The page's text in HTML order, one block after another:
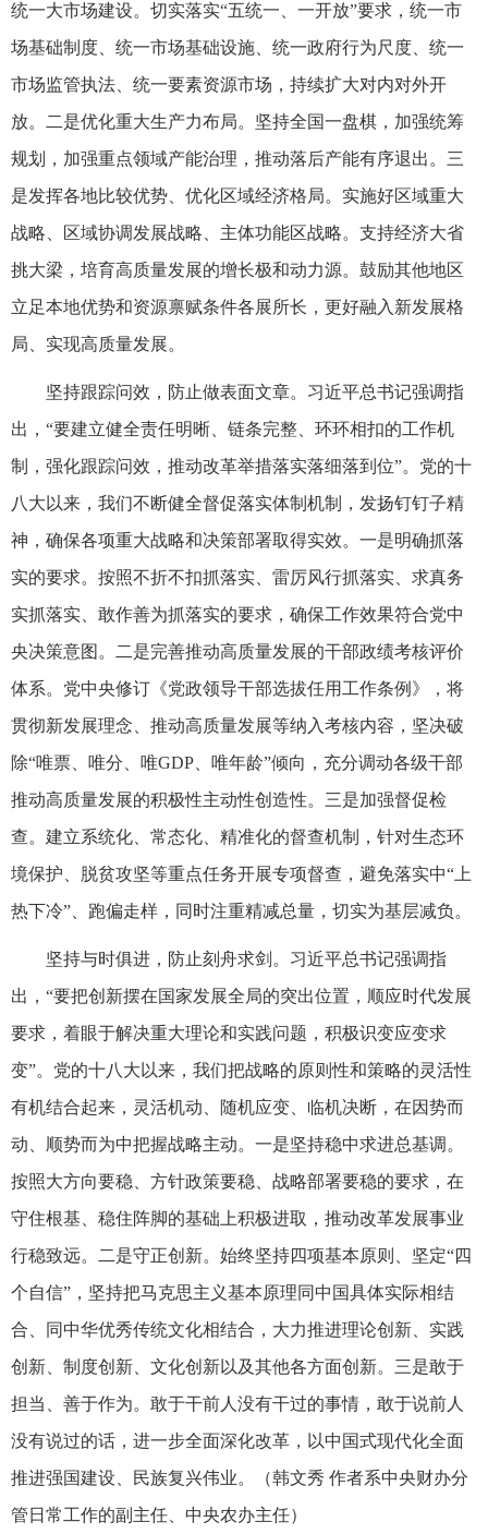
统一大市场建设。切实落实“五统一、一开放”要求，统一市
场基础制度、统一市场基础设施、统一政府行为尺度、统一
市场监管执法、统一要素资源市场，持续扩大对内对外开
放。二是优化重大生产力布局。坚持全国一盘棋，加强统筹
规划，加强重点领域产能治理，推动落后产能有序退出。三
是发挥各地比较优势、优化区域经济格局。实施好区域重大
战略、区域协调发展战略、主体功能区战略。支持经济大省
挑大梁，培育高质量发展的增长极和动力源。鼓励其他地区
立足本地优势和资源禀赋条件各展所长，更好融入新发展格
局、实现高质量发展。
坚持跟踪问效，防止做表面文章。习近平总书记强调指
出，“要建立健全责任明晰、链条完整、环环相扣的工作机
制，强化跟踪问效，推动改革举措落实落细落到位”。党的十
八大以来，我们不断健全督促落实体制机制，发扬钉钉子精
神，确保各项重大战略和决策部署取得实效。一是明确抓落
实的要求。按照不折不扣抓落实、雷厉风行抓落实、求真务
实抓落实、敢作善为抓落实的要求，确保工作效果符合党中
央决策意图。二是完善推动高质量发展的干部政绩考核评价
体系。党中央修订《党政领导干部选拔任用工作条例》，将
贯彻新发展理念、推动高质量发展等纳入考核内容，坚决破
除“唯票、唯分、唯GDP、唯年龄”倾向，充分调动各级干部
推动高质量发展的积极性主动性创造性。三是加强督促检
查。建立系统化、常态化、精准化的督查机制，针对生态环
境保护、脱贫攻坚等重点任务开展专项督查，避免落实中“上
热下冷”、跑偏走样，同时注重精减总量，切实为基层减负。
坚持与时俱进，防止刻舟求剑。习近平总书记强调指
出，“要把创新摆在国家发展全局的突出位置，顺应时代发展
要求，着眼于解决重大理论和实践问题，积极识变应变求
变”。党的十八大以来，我们把战略的原则性和策略的灵活性
有机结合起来，灵活机动、随机应变、临机决断，在因势而
动、顺势而为中把握战略主动。一是坚持稳中求进总基调。
按照大方向要稳、方针政策要稳、战略部署要稳的要求，在
守住根基、稳住阵脚的基础上积极进取，推动改革发展事业
行稳致远。二是守正创新。始终坚持四项基本原则、坚定“四
个自信”，坚持把马克思主义基本原理同中国具体实际相结
合、同中华优秀传统文化相结合，大力推进理论创新、实践
创新、制度创新、文化创新以及其他各方面创新。三是敢于
担当、善于作为。敢于干前人没有干过的事情，敢于说前人
没有说过的话，进一步全面深化改革，以中国式现代化全面
推进强国建设、民族复兴伟业。（韩文秀 作者系中央财办分
管日常工作的副主任、中央农办主任）